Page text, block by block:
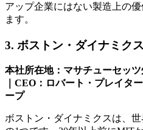
アップ企業にはない製造上の
ます。
3. ボストン・ダイナミクス
本社所在地：マサチューセッ
｜CEO：ロバート・プレイタ
ープ
ボストン・ダイナミクスは、